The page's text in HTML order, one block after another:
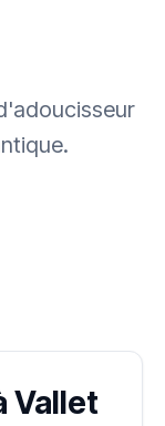
Vallet